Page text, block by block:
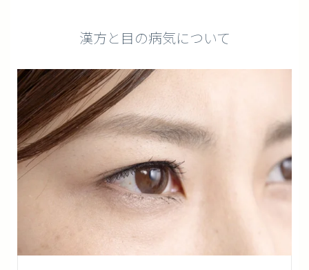
漢方と目の病気について